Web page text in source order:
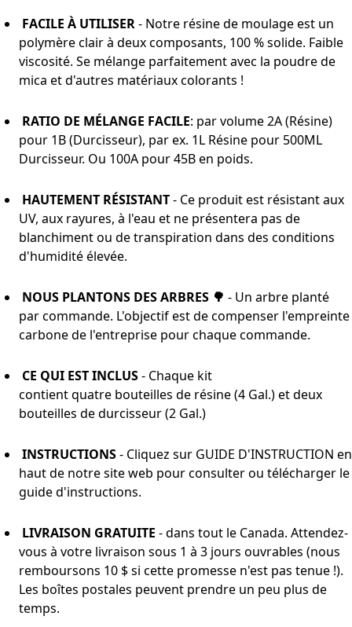
FACILE À UTILISER- Notre résine de moulage est un
polymère clair à deux composants, 100 % solide. Faible
viscosité. Se mélange parfaitement avec la poudre de
mica et d'autres matériaux colorants !
RATIO DE MÉLANGE FACILE: par volume 2A (Résine)
pour 1B (Durcisseur), par ex. 1L Résine pour 500ML
Durcisseur. Ou 100A pour 45B en poids.
HAUTEMENT RÉSISTANT- Ce produit est résistant aux
UV, aux rayures, à l'eau et ne présentera pas de
blanchiment ou de transpiration dans des conditions
d'humidité élevée.
NOUS PLANTONS DES ARBRES 🌳 - Un arbre planté
par commande. L'objectif est de compenser l'empreinte
carbone de l'entreprise pour chaque commande.
CE QUI EST INCLUS- Chaque kit
contient quatre bouteilles de résine (4 Gal.) et deux
bouteilles de durcisseur (2 Gal.)
INSTRUCTIONS- Cliquez sur GUIDE D'INSTRUCTION en
haut de notre site web pour consulter ou télécharger le
guide d'instructions.
LIVRAISON GRATUITE - dans tout le Canada. Attendez-
vous à votre livraison sous 1 à 3 jours ouvrables (nous
remboursons 10 $ si cette promesse n'est pas tenue !).
Les boîtes postales peuvent prendre un peu plus de
temps.